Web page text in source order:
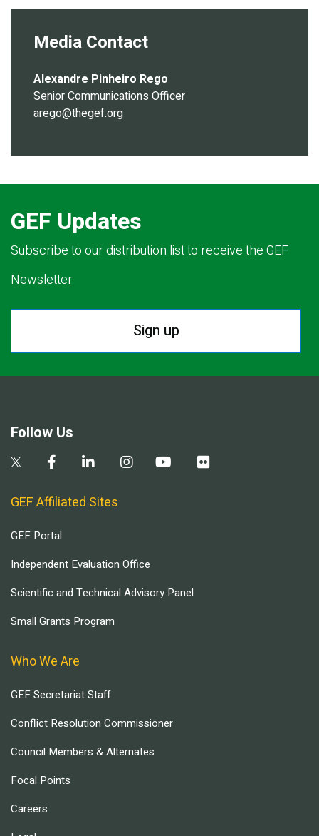
Media Contact
Alexandre Pinheiro Rego
Senior Communications Officer
arego@thegef.org
GEF Updates
Subscribe to our distribution list to receive the GEF
Newsletter.
Sign up
Follow Us
GEF Affiliated Sites
GEF Portal
Independent Evaluation Office
Scientific and Technical Advisory Panel
Small Grants Program
Who We Are
GEF Secretariat Staff
Conflict Resolution Commissioner
Council Members & Alternates
Focal Points
Careers